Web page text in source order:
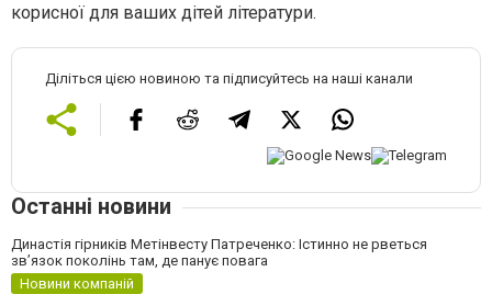
корисної для ваших дітей літератури.
Діліться цією новиною та підписуйтесь на наші канали
Останні новини
Династія гірників Метінвесту Патреченко: Істинно не рветься
зв’язок поколінь там, де панує повага
Новини компаній